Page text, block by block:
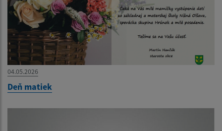
04.05.2026
Deň matiek